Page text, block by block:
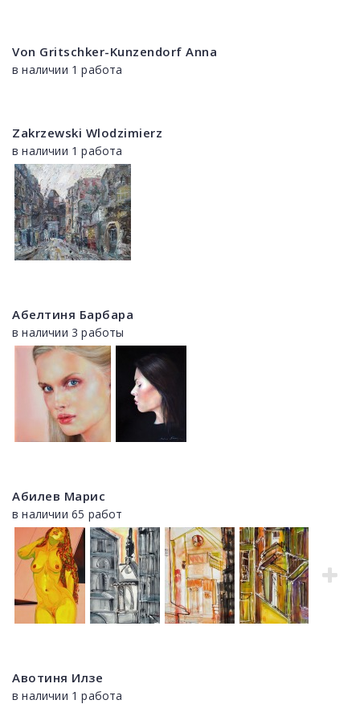
Von Gritschker-Kunzendorf Anna
в наличии 1 работа
Zakrzewski Wlodzimierz
в наличии 1 работа
Абелтиня Барбара
в наличии 3 работы
Абилев Марис
в наличии 65 работ
Авотиня Илзе
в наличии 1 работа